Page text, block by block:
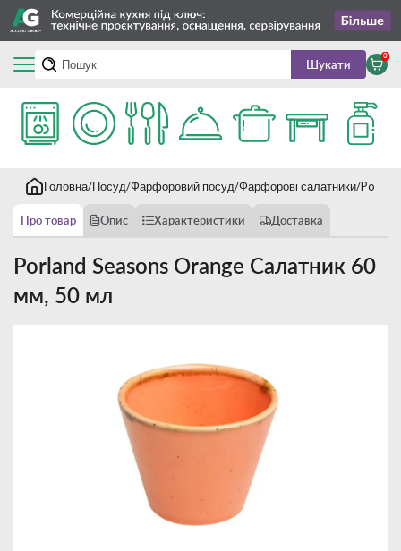
Шукати
0
Головна Посуд Фарфоровий посуд Фарфорові салатники
Про товар Опис Характеристики Доставка
Porland Seasons Orange Салатник 60
мм, 50 мл